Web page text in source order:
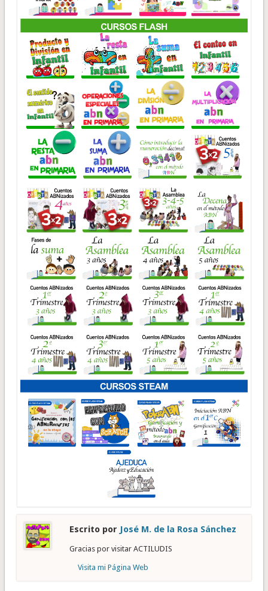
Escrito por José M. de la Rosa Sánchez
Gracias por visitar ACTILUDIS
Visita mi Página Web